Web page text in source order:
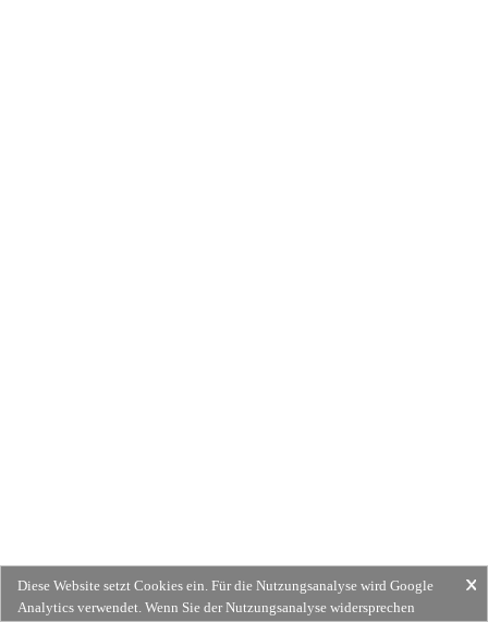
Diese Website setzt Cookies ein. Für die Nutzungsanalyse wird Google
Analytics verwendet. Wenn Sie der Nutzungsanalyse widersprechen